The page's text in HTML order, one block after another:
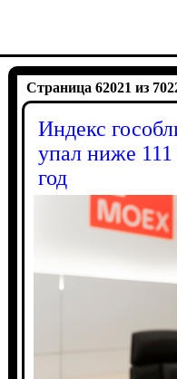
Страница 62021 из
Индекс
упал ниже 111
год